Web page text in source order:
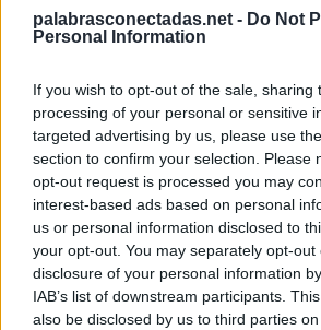
palabrasconectadas.net - Do Not
Personal Information
If you wish to opt-out of the sale, sharing
processing of your personal or sensitive
targeted advertising by us, please use
section to confirm your selection. Please
opt-out request is processed you may
interest-based ads based on personal
us or personal information disclosed to
your opt-out. You may separately opt-
disclosure of your personal information
IAB’s list of downstream participants.
also be disclosed by us to third parties
E
R A
S
E
R E
S
E
G R E S
A
Palabras extra:
G
A
S
R
A
S
E
R
E
A
R E
S
E
S
E